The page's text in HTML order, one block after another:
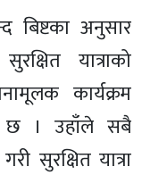
बिष्टका अनुसार
यात्राको
कार्यक्रम
छ । उहाँले सबै
सुरक्षित यात्रा